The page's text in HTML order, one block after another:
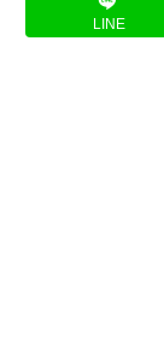
LINE